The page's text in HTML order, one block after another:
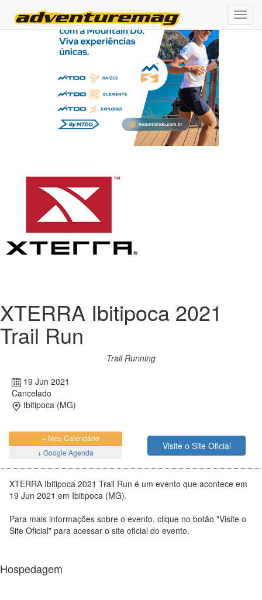
XTERRA Ibitipoca 2021
Trail Run
Trail Running
19 Jun 2021
Cancelado
Ibitipoca (MG)
+ Meu Calendário
+ Google Agenda
Visite o Site Oficial
XTERRA Ibitipoca 2021 Trail Run é um evento que acontece em
19 Jun 2021 em Ibitipoca (MG).
Para mais informações sobre o evento, clique no botão "Visite o
Site Oficial" para acessar o site oficial do evento.
Hospedagem